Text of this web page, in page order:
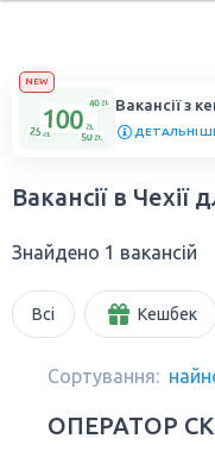
NEW
Вакансії з
Вакансії в Чехії
Знайдено 1 вакансій
Всі Кешбек
Сортування:
ОПЕРАТОР